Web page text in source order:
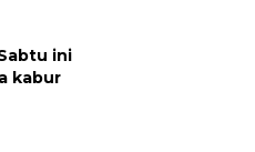
ini
kabur